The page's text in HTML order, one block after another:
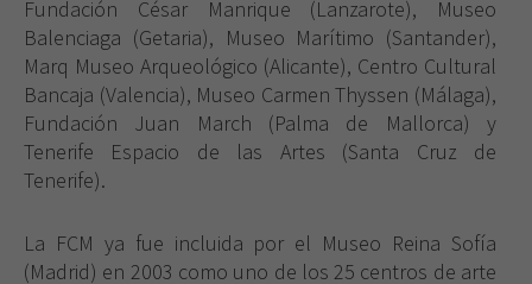
Fundación César Manrique (Lanzarote), Museo
Balenciaga (Getaria), Museo Marítimo (Santander),
Marq Museo Arqueológico (Alicante), Centro Cultural
Bancaja (Valencia), Museo Carmen Thyssen (Málaga),
Fundación Juan March (Palma de Mallorca) y
Tenerife Espacio de las Artes (Santa Cruz de
Tenerife).
La FCM ya fue incluida por el Museo Reina Sofía
(Madrid) en 2003 como uno de los 25 centros de arte
cookies no
son